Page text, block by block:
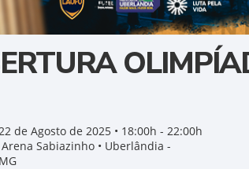
de Agosto de 2025 • 18:00h - 22:00h
Arena Sabiazinho • Uberlândia -
MG